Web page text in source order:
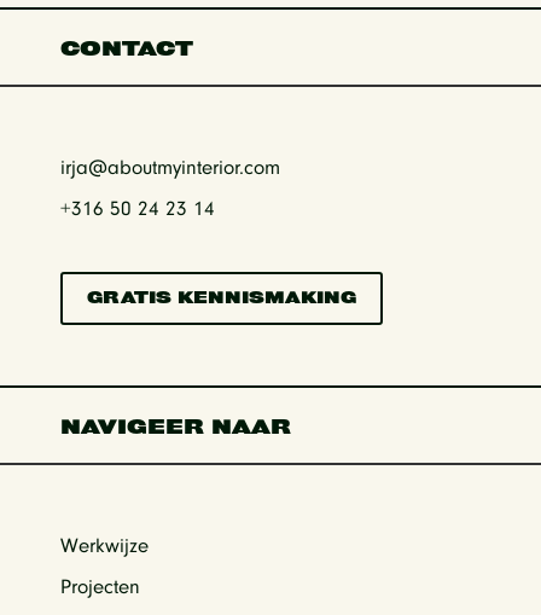
CONTACT
irja@aboutmyinterior.com
+316 50 24 23 14
GRATIS KENNISMAKING
NAVIGEER NAAR
Werkwijze
Projecten